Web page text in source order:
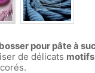
pour pâte à
de délicats